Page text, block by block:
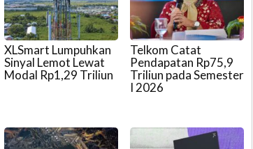
XLSmart Lumpuhkan
Sinyal Lemot Lewat
Modal Rp1,29 Triliun
Telkom Catat
Pendapatan Rp75,9
Triliun pada Semester
I 2026